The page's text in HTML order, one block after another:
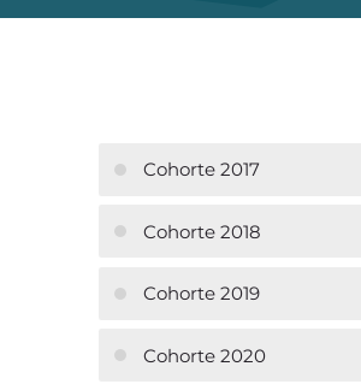
Cohorte 2017
Cohorte 2018
Cohorte 2019
Cohorte 2020